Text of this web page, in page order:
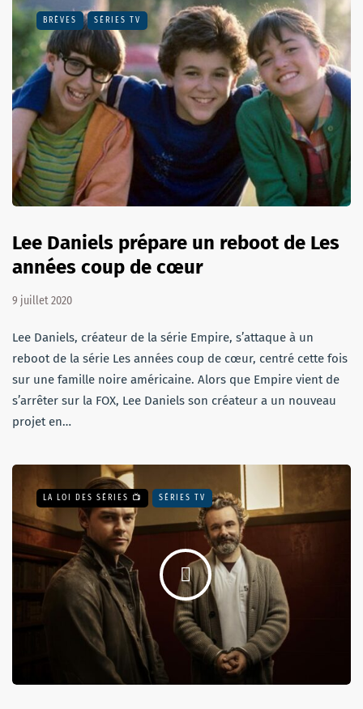
BRÈVES SÉRIES TV
Lee Daniels prépare un reboot de Les
années coup de cœur
9 juillet 2020
Lee Daniels, créateur de la série Empire, s’attaque à un
reboot de la série Les années coup de cœur, centré cette fois
sur une famille noire américaine. Alors que Empire vient de
s’arrêter sur la FOX, Lee Daniels son créateur a un nouveau
projet en…
LA LOI DES SÉRIES 📺 SÉRIES TV